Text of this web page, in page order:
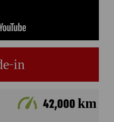
in
42,000 km